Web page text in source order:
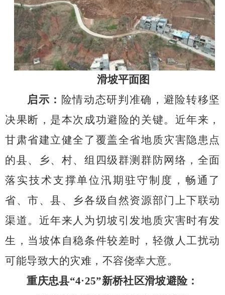
滑坡平面图
启示： 险情动态研判准确，避险转移坚
决果断，是本次成功避险的关键。近年来，
甘肃省建立健全了覆盖全省地质灾害隐患点
的县、乡、村、组四级群测群防网络，全面
落实技术支撑单位汛期驻守制度，畅通了
省、市、县、乡各级自然资源部门上下联动
渠道。近年来人为切坡引发地质灾害时有发
生，当坡体自稳条件较差时，轻微人工扰动
可能导致大的灾难，不容侥幸大意。
重庆忠县“4·25”新桥社区滑坡避险：